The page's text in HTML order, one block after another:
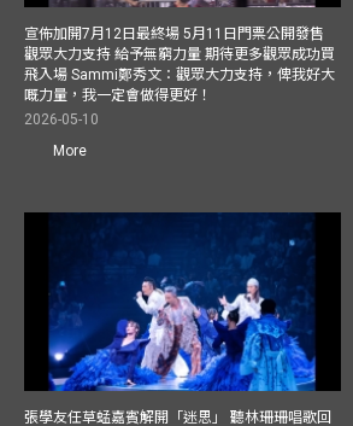
宣佈加開7月12日最終場 5月11日門票公開發售
觀眾大力支持 給予無窮力量 期待更多觀眾成功買
飛入場 Sammi鄭秀文：觀眾大力支持，俾我好大
嘅力量，我一定會做得更好！
2026-05-10
More
張學友任草蜢嘉賓解開「迷思」 聽林珊珊唱歌回